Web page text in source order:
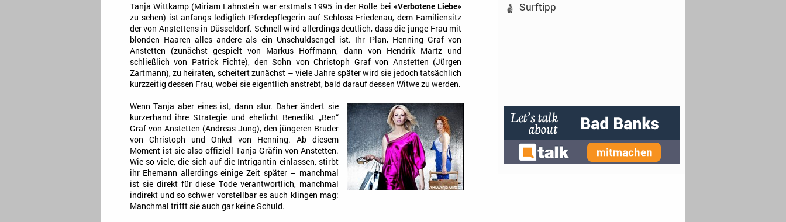
Tanja Wittkamp (Miriam Lahnstein war erstmals 1995 in der Rolle bei «Verbotene Liebe»
zu sehen) ist anfangs lediglich Pferdepflegerin auf Schloss Friedenau, dem Familiensitz
der von Anstettens in Düsseldorf. Schnell wird allerdings deutlich, dass die junge Frau mit
blonden Haaren alles andere als ein Unschuldsengel ist. Ihr Plan, Henning Graf von
Anstetten (zunächst gespielt von Markus Hoffmann, dann von Hendrik Martz und
schließlich von Patrick Fichte), den Sohn von Christoph Graf von Anstetten (Jürgen
Zartmann), zu heiraten, scheitert zunächst – viele Jahre später wird sie jedoch tatsächlich
kurzzeitig dessen Frau, wobei sie eigentlich anstrebt, bald darauf dessen Witwe zu werden.
Wenn Tanja aber eines ist, dann stur. Daher ändert sie
kurzerhand ihre Strategie und ehelicht Benedikt „Ben“
Graf von Anstetten (Andreas Jung), den jüngeren Bruder
von Christoph und Onkel von Henning. Ab diesem
Moment ist sie also offiziell Tanja Gräfin von Anstetten.
Wie so viele, die sich auf die Intrigantin einlassen, stirbt
ihr Ehemann allerdings einige Zeit später – manchmal
ist sie direkt für diese Tode verantwortlich, manchmal
indirekt und so schwer vorstellbar es auch klingen mag:
Manchmal trifft sie auch gar keine Schuld.
Surftipp